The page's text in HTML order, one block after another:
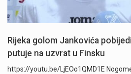
Rijeka golom Jankovića
putuje na uzvrat u Finsku
https://youtu.be/LjEOo1QMD1E